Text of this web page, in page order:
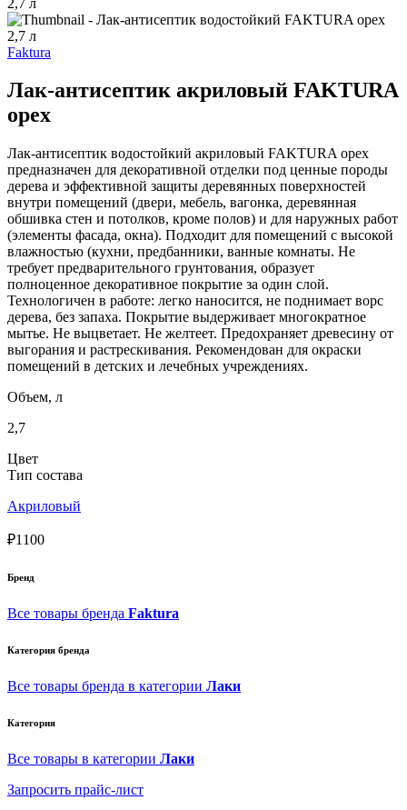
Faktura
Лак-антисептик акриловый FAKTURA
орех
Лак-антисептик водостойкий акриловый FAKTURA орех
предназначен для декоративной отделки под ценные породы
дерева и эффективной защиты деревянных поверхностей
внутри помещений (двери, мебель, вагонка, деревянная
обшивка стен и потолков, кроме полов) и для наружных работ
(элементы фасада, окна). Подходит для помещений с высокой
влажностью (кухни, предбанники, ванные комнаты. Не
требует предварительного грунтования, образует
полноценное декоративное покрытие за один слой.
Технологичен в работе: легко наносится, не поднимает ворс
дерева, без запаха. Покрытие выдерживает многократное
мытье. Не выцветает. Не желтеет. Предохраняет древесину от
выгорания и растрескивания. Рекомендован для окраски
помещений в детских и лечебных учреждениях.
Объем, л
2,7
Цвет
Тип состава
Акриловый
₽1100
Бренд
Все товары бренда Faktura
Категория бренда
Все товары бренда в категории Лаки
Категория
Все товары в категории Лаки
Запросить прайс-лист